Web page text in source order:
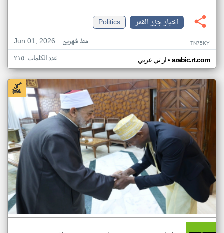
اخبار جزر القمر
Politics
Jun 01, 2026
منذ شهرين TN75KY
ار تي عربي• arabic.rt.com عدد الكلمات: ٢١٥